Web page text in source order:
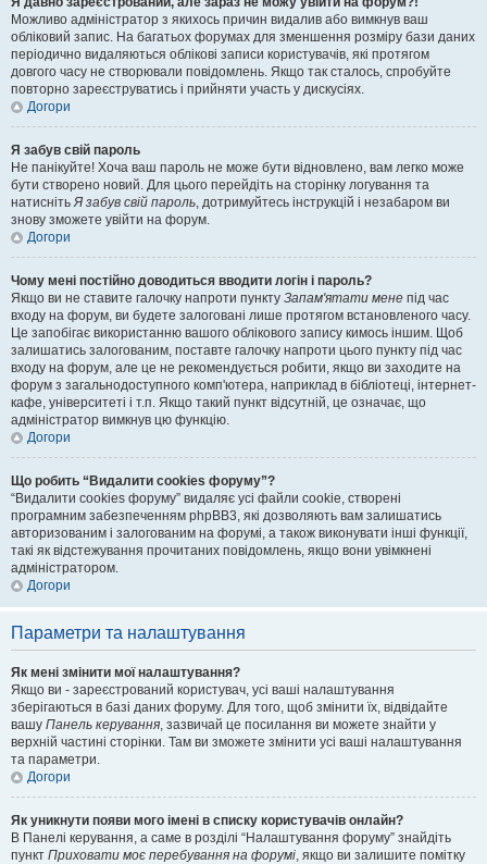
Можливо адміністратор з якихось причин видалив або вимкнув ваш
обліковий запис. На багатьох форумах для зменшення розміру бази даних
періодично видаляються облікові записи користувачів, які протягом
довгого часу не створювали повідомлень. Якщо так сталось, спробуйте
повторно зареєструватись і прийняти участь у дискусіях.
Догори
Я забув свій пароль
Не панікуйте! Хоча ваш пароль не може бути відновлено, вам легко може
бути створено новий. Для цього перейдіть на сторінку логування та
натиснітьЯ забув свій пароль, дотримуйтесь інструкцій і незабаром ви
знову зможете увійти на форум.
Догори
Чому мені постійно доводиться вводити логін і пароль?
Якщо ви не ставите галочку напроти пункту Запам'ятати мене під час
входу на форум, ви будете залоговані лише протягом встановленого часу.
Це запобігає використанню вашого облікового запису кимось іншим. Щоб
залишатись залогованим, поставте галочку напроти цього пункту під час
входу на форум, але це не рекомендується робити, якщо ви заходите на
форум з загальнодоступного комп'ютера, наприклад в бібліотеці, інтернет-
кафе, університеті і т.п. Якщо такий пункт відсутній, це означає, що
адміністратор вимкнув цю функцію.
Догори
Що робить “Видалити cookies форуму”?
“Видалити cookies форуму” видаляє усі файли cookie, створені
програмним забезпеченням phpBB3, які дозволяють вам залишатись
авторизованим і залогованим на форумі, а також виконувати інші функції,
такі як відстежування прочитаних повідомлень, якщо вони увімкнені
адміністратором.
Догори
Параметри та налаштування
Як мені змінити мої налаштування?
Якщо ви - зареєстрований користувач, усі ваші налаштування
зберігаються в базі даних форуму. Для того, щоб змінити їх, відвідайте
вашу Панель керування, зазвичай це посилання ви можете знайти у
верхній частині сторінки. Там ви зможете змінити усі ваші налаштування
та параметри.
Догори
Як уникнути появи мого імені в списку користувачів онлайн?
В Панелі керування, а саме в розділі “Налаштування форуму” знайдіть
пункт Приховати моє перебування на форумі, якщо ви залишите помітку